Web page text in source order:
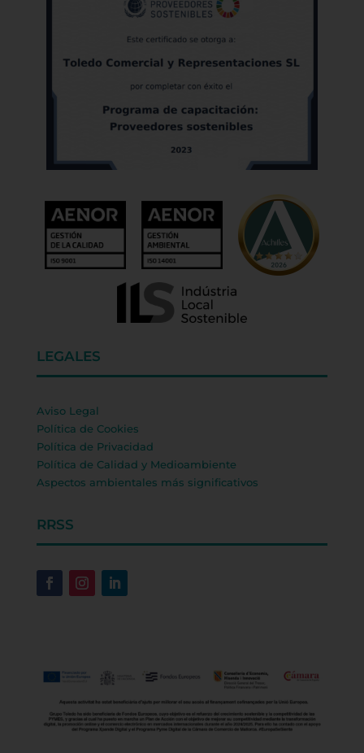
LEGALES
Aviso Legal
Política de Cookies
Política de Privacidad
Política de Calidad y Medioambiente
Aspectos ambientales más significativos
RRSS